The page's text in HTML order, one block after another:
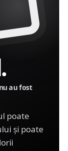
au fost
poate
și poate